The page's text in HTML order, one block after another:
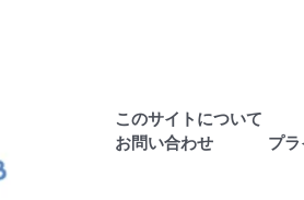
このサイトについて
お問い合わせ
プ